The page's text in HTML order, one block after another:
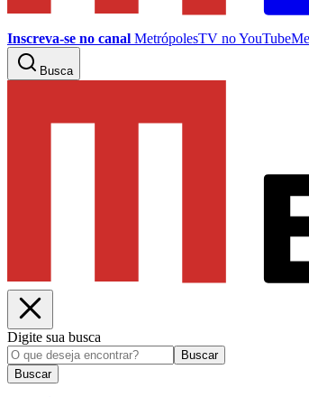
Inscreva-se no canal MetrópolesTV noYouTube
Busca
Digite sua busca
Buscar
Buscar